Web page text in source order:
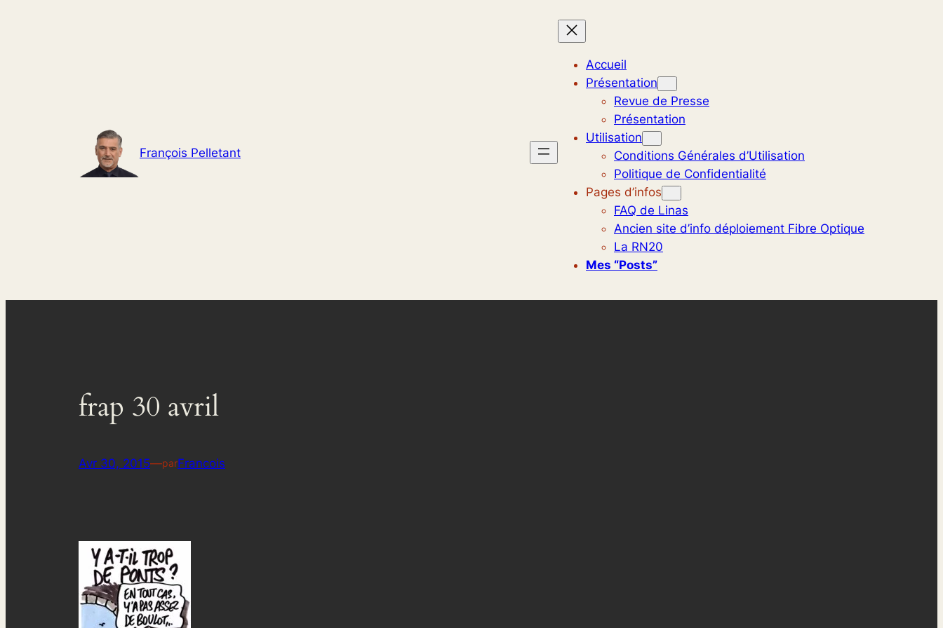
François Pelletant
Accueil
Présentation
Revue de Presse
Présentation
Utilisation
Conditions Générales d’Utilisation
Politique de Confidentialité
Pages d’infos
FAQ de Linas
Ancien site d’info déploiement Fibre Optique
La RN20
Mes “posts”
frap 30 avril
Avr 30, 2015—parFrancois